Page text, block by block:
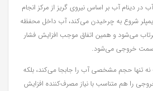
در دینام آب بر اساس نیروی گریز از مرکز انجام
شروع به چرخیدن می‌کند، آب داخل محفظه
می‌شود و همین اتفاق موجب افزایش فشار
خروجی می‌شود.
نه تنها حجم مشخصی آب را جابجا می‌کند، بلکه
را هم متناسب با نیاز مصرف‌کننده افزایش